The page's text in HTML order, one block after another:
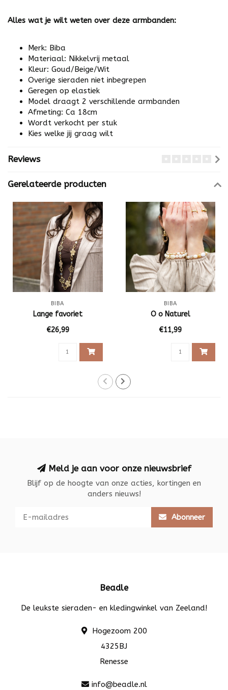
Alles wat je wilt weten over deze armbanden:
Merk: Biba
Materiaal: Nikkelvrij metaal
Kleur: Goud/Beige/Wit
Overige sieraden niet inbegrepen
Geregen op elastiek
Model draagt 2 verschillende armbanden
Afmeting: Ca 18cm
Wordt verkocht per stuk
Kies welke jij graag wilt
Reviews
Gerelateerde producten
BIBA
Lange favoriet
€26,99
BIBA
O o Naturel
€11,99
Meld je aan voor onze nieuwsbrief
Blijf op de hoogte van onze acties, kortingen en
anders nieuws!
Abonneer
Beadle
De leukste sieraden- en kledingwinkel van Zeeland!
Hogezoom 200
4325BJ
Renesse
info@beadle.nl